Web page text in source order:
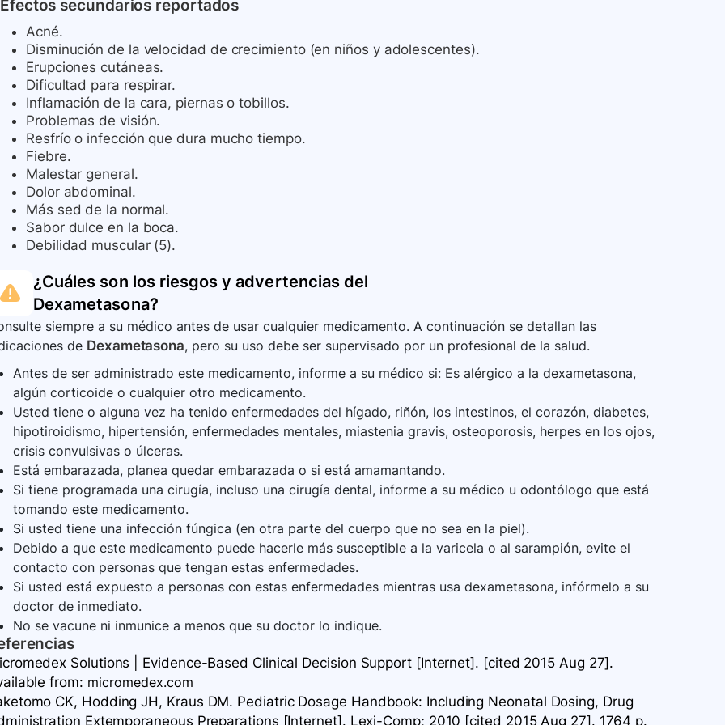
Efectos secundarios reportados
Acné.
Disminución de la velocidad de crecimiento (en niños y adolescentes).
Erupciones cutáneas.
Dificultad para respirar.
Inflamación de la cara, piernas o tobillos.
Problemas de visión.
Resfrío o infección que dura mucho tiempo.
Fiebre.
Malestar general.
Dolor abdominal.
Más sed de la normal.
Sabor dulce en la boca.
Debilidad muscular (5).
¿Cuáles son los riesgos y advertencias del
Dexametasona?
siempre a su médico antes de usar cualquier medicamento. A continuación se detallan las
de Dexametasona, pero su uso debe ser supervisado por un profesional de la salud.
Antes de ser administrado este medicamento, informe a su médico si: Es alérgico a la dexametasona,
algún corticoide o cualquier otro medicamento.
Usted tiene o alguna vez ha tenido enfermedades del hígado, riñón, los intestinos, el corazón, diabetes,
hipotiroidismo, hipertensión, enfermedades mentales, miastenia gravis, osteoporosis, herpes en los ojos,
crisis convulsivas o úlceras.
Está embarazada, planea quedar embarazada o si está amamantando.
Si tiene programada una cirugía, incluso una cirugía dental, informe a su médico u odontólogo que está
tomando este medicamento.
Si usted tiene una infección fúngica (en otra parte del cuerpo que no sea en la piel).
Debido a que este medicamento puede hacerle más susceptible a la varicela o al sarampión, evite el
contacto con personas que tengan estas enfermedades.
Si usted está expuesto a personas con estas enfermedades mientras usa dexametasona, infórmelo a su
doctor de inmediato.
No se vacune ni inmunice a menos que su doctor lo indique.
Solutions | Evidence-Based Clinical Decision Support [Internet]. [cited 2015 Aug 27].
from: micromedex.com
CK, Hodding JH, Kraus DM. Pediatric Dosage Handbook: Including Neonatal Dosing, Drug
Extemporaneous Preparations [Internet]. Lexi-Comp; 2010 [cited 2015 Aug 27]. 1764 p.